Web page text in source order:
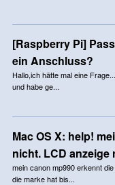
[Raspberry Pi]
ein Anschluss?
Hallo,ich hätte mal eine
und habe ge...
Mac OS X: help!
nicht. LCD anzeige
mein canon mp990 erkennt
die marke hat bis...